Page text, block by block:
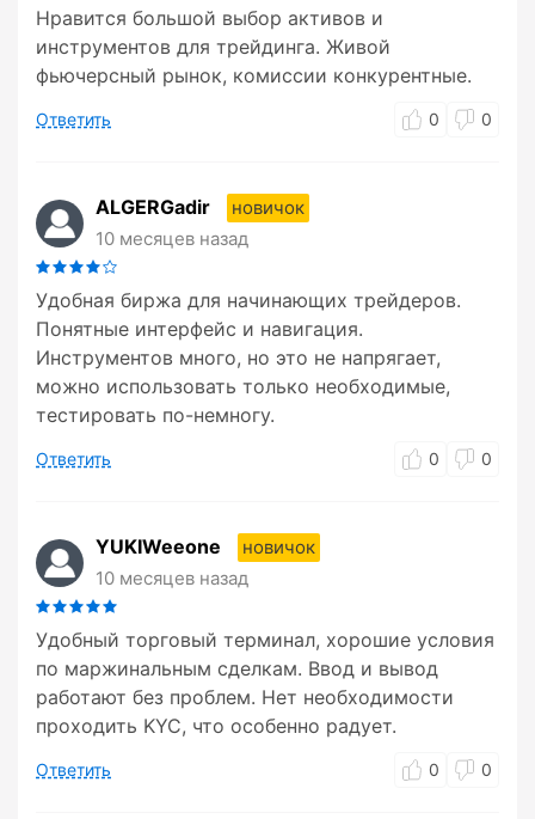
Нравится большой выбор активов и
инструментов для трейдинга. Живой
фьючерсный рынок, комиссии конкурентные.
Ответить 0 0
ALGERGadir
новичок
10 месяцев назад
Удобная биржа для начинающих трейдеров.
Понятные интерфейс и навигация.
Инструментов много, но это не напрягает,
можно использовать только необходимые,
тестировать по-немногу.
Ответить 0 0
YUKIWeeone
новичок
10 месяцев назад
Удобный торговый терминал, хорошие условия
по маржинальным сделкам. Ввод и вывод
работают без проблем. Нет необходимости
проходить KYC, что особенно радует.
Ответить 0 0